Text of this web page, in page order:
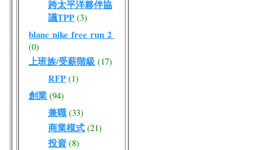
跨太平洋夥伴協
議TPP (3)
blanc nike free run 2
(0)
上班族/受薪階級 (17)
RFP (1)
創業 (94)
兼職 (33)
商業模式 (21)
投資 (8)